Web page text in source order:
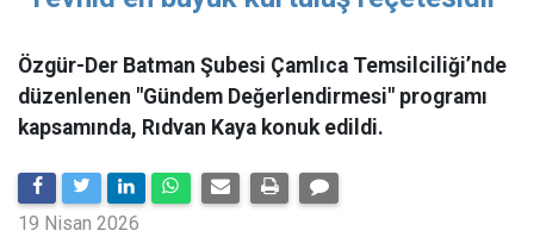
Özgür-Der Batman Şubesi Çamlıca Temsilciliği’nde
düzenlenen "Gündem Değerlendirmesi" programı
kapsamında, Rıdvan Kaya konuk edildi.
19 Nisan 2026